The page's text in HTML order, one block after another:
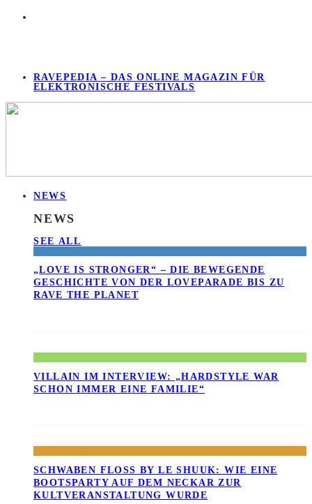
RAVEPEDIA – DAS ONLINE MAGAZIN FÜR
ELEKTRONISCHE FESTIVALS
NEWS
NEWS
SEE ALL
„LOVE IS STRONGER“ – DIE BEWEGENDE
GESCHICHTE VON DER LOVEPARADE BIS ZU
RAVE THE PLANET
VILLAIN IM INTERVIEW: „HARDSTYLE WAR
SCHON IMMER EINE FAMILIE“
SCHWABEN FLOSS BY LE SHUUK: WIE EINE B
OOTSPARTY AUF DEM NECKAR ZUR K
ULTVERANSTALTUNG WURDE